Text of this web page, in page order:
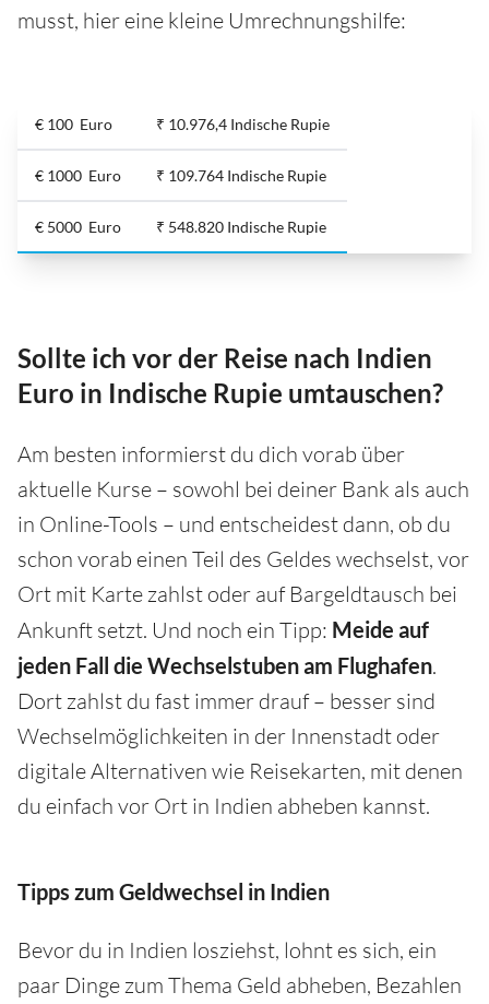
musst, hier eine kleine Umrechnungshilfe:
€ 100 Euro ₹ 10.976,4 Indische Rupie
€ 1000 Euro ₹ 109.764 Indische Rupie
€ 5000 Euro ₹ 548.820 Indische Rupie
Sollte ich vor der Reise nach Indien
Euro in Indische Rupie umtauschen?
Am besten informierst du dich vorab über
aktuelle Kurse – sowohl bei deiner Bank als auch
in Online-Tools – und entscheidest dann, ob du
schon vorab einen Teil des Geldes wechselst, vor
Ort mit Karte zahlst oder auf Bargeldtausch bei
Ankunft setzt. Und noch ein Tipp: Meide auf
jeden Fall die Wechselstuben am Flughafen.
Dort zahlst du fast immer drauf – besser sind
Wechselmöglichkeiten in der Innenstadt oder
digitale Alternativen wie Reisekarten, mit denen
du einfach vor Ort in Indien abheben kannst.
Tipps zum Geldwechsel in Indien
Bevor du in Indien losziehst, lohnt es sich, ein
paar Dinge zum Thema Geld abheben, Bezahlen